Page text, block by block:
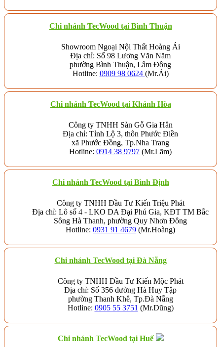
Chi nhánh TecWood tại Bình Thuận
Showroom Ngoại Nội Thất Hoàng Ái
Địa chỉ: Số 98 Lương Văn Năm
phường Bình Thuận, Lâm Đồng
Hotline: 0909 98 0624 (Mr.Ái)
Chi nhánh TecWood tại Khánh Hòa
Công ty TNHH Sàn Gỗ Gia Hân
Địa chỉ: Tỉnh Lộ 3, thôn Phước Điền
xã Phước Đồng, Tp.Nha Trang
Hotline: 0914 38 9797 (Mr.Lãm)
Chi nhánh TecWood tại Bình Định
Công ty TNHH Đầu Tư Kiến Triệu Phát
Địa chỉ: Lô số 4 - LKO DA Đại Phú Gia, KĐT TM Bắc
Sông Hà Thanh, phường Quy Nhơn Đông
Hotline: 0931 91 4679 (Mr.Hoàng)
Chi nhánh TecWood tại Đà Nẵng
Công ty TNHH Đầu Tư Kiến Mộc Phát
Địa chỉ: Số 356 đường Hà Huy Tập
phường Thanh Khê, Tp.Đà Nẵng
Hotline: 0905 55 3751 (Mr.Dũng)
Chi nhánh TecWood tại Huế